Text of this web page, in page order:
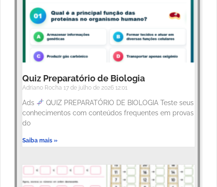
Quiz Preparatório de Biologia
Adriano Rocha 17 de julho de 2026 12:01
Ads
QUIZ PREPARATÓRIO DE BIOLOGIA Teste seus
conhecimentos com conteúdos frequentes em provas
do
Saiba mais »